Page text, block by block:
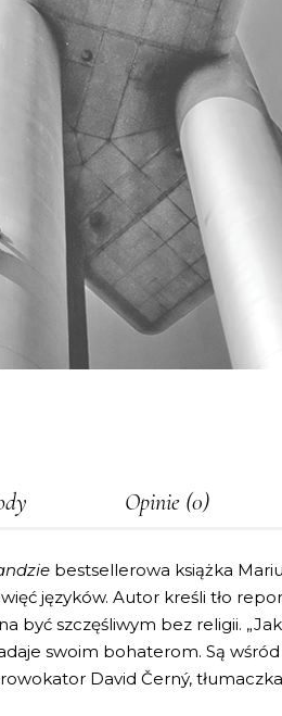
Opinie (0)
bestsellerowa książka
języków. Autor kreśli tło
być szczęśliwym bez religii.
swoim bohaterom. Są
David Černý,